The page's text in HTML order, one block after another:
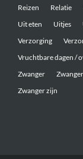
Reizen
Relatie
Uit eten
Uitjes
Verzorging
Vruchtbare dagen /
Zwanger
Zwanger zijn